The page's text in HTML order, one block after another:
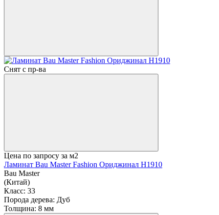
Снят с пр-ва
Цена по запросу за м2
Ламинат Bau Master Fashion Ориджинал H1910
Bau Master
(Китай)
Класс: 33
Порода дерева: Дуб
Толщина: 8 мм